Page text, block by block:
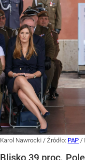
Karol Nawrocki / Źródło: PAP /